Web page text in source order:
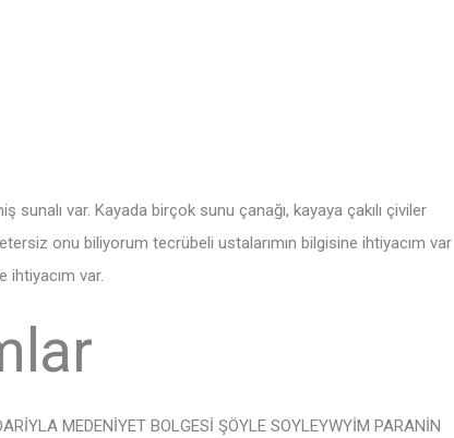
var. Kayada birçok sunu çanağı, kayaya çakılı çiviler
onu biliyorum tecrübeli ustalarımın bilgisine ihtiyacım var
ihtiyacım var.
MEDENİYET BOLGESİ ŞÖYLE SOYLEYWYİM PARANİN